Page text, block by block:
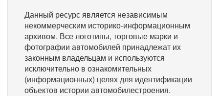
Данный ресурс является независимым
некоммерческим историко-информационным
архивом. Все логотипы, торговые марки и
фотографии автомобилей принадлежат их
законным владельцам и используются
исключительно в ознакомительных
(информационных) целях для идентификации
объектов истории автомобилестроения.